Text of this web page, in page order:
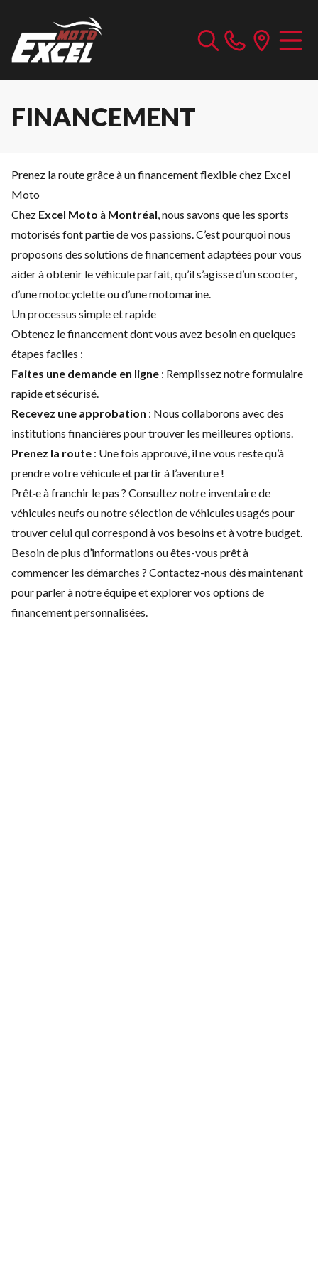
FINANCEMENT
Prenez la route grâce à un financement flexible chez Excel
Moto
Chez Excel Moto à Montréal, nous savons que les sports
motorisés font partie de vos passions. C’est pourquoi nous
proposons des solutions de financement adaptées pour vous
aider à obtenir le véhicule parfait, qu’il s’agisse d’un scooter,
d’une motocyclette ou d’une motomarine.
Un processus simple et rapide
Obtenez le financement dont vous avez besoin en quelques
étapes faciles :
Faites une demande en ligne : Remplissez notre formulaire
rapide et sécurisé.
Recevez une approbation : Nous collaborons avec des
institutions financières pour trouver les meilleures options.
Prenez la route : Une fois approuvé, il ne vous reste qu’à
prendre votre véhicule et partir à l’aventure !
Prêt·e à franchir le pas ? Consultez notre inventaire de
véhicules neufs ou notresélection de véhicules usagés pour
trouver celui qui correspond à vos besoins et à votre budget.
Besoin de plus d’informations ou êtes-vous prêt à
commencer les démarches ? Contactez-nous dès maintenant
pour parler à notre équipe et explorer vos options de
financement personnalisées.